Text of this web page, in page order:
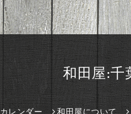
和田屋:千
カレンダー 和田屋について